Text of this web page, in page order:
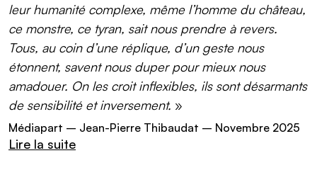
leur humanité complexe, même l’homme du château,
ce monstre, ce tyran, sait nous prendre à revers.
Tous, au coin d’une réplique, d’un geste nous
étonnent, savent nous duper pour mieux nous
amadouer. On les croit inflexibles, ils sont désarmants
de sensibilité et inversement. »
Médiapart – Jean-Pierre Thibaudat – Novembre 2025
Lire la suite(lien externe)